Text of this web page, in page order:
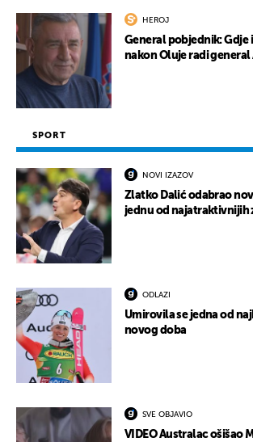
HEROJ
General pobjednik: Gdje
nakon Oluje radi general
SPORT
NOVI IZAZOV
Zlatko Dalić odabrao
jednu od najatraktivnijih
ODLAZI
Umirovila se jedna od
novog doba
SVE OBJAVIO
VIDEO Australac ošišao